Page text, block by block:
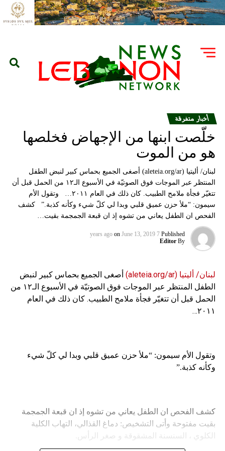
أخبار متفرقة
خلّصت ابنها من الإجهاض فخلصها
هو من الموت
لبنان/ أليتيا (aleteia.org/ar) أصغى الجميع بحماس كبير لنبض الطفل
المنتظر عبر الموجات فوق الصوتيّة في الأسبوع الـ١٢ من الحمل قبل أن
تتغيّر فجأة ملامح الطبيب. كان ذلك في العام ٢٠١١… وتقول الأم
سيمون: “ملأ حزن عميق قلبي وبدا لي كلّ شيء وكأنه كذبة.” كشف
الفحص ان الطفل يعاني من تشوه إذ ان قبعة الجمجمة بقيت…
Published
7 years ago
on June 13, 2019
By
Editor
لبنان/ أليتيا (aleteia.org/ar)
أصغى الجميع بحماس كبير لنبض
الطفل المنتظر عبر الموجات فوق الصوتيّة في الأسبوع الـ١٢ من
الحمل قبل أن تتغيّر فجأة ملامح الطبيب. كان ذلك في العام
٢٠١١…
وتقول الأم سيمون: “ملأ حزن عميق قلبي وبدا لي كلّ شيء
وكأنه كذبة.”
كشف الفحص ان الطفل يعاني من تشوه إذ ان قبعة الجمجمة
بقيت مفتوحة وأتى التشخيص: دماغ القذالي، التهاب الكلية
الكلوي ، السنسنة المشقوقة و صغر الرأس.